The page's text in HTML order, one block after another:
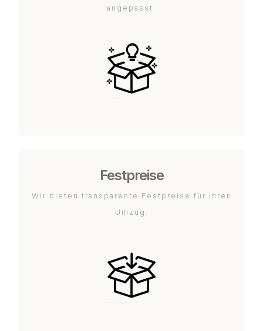
angepasst.
Festpreise
Wir bieten transparente Festpreise für Ihren
Umzug.